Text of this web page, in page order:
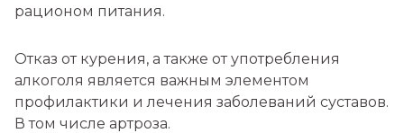
рационом питания.
Отказ от курения, а также от употребления
алкоголя является важным элементом
профилактики и лечения заболеваний суставов.
В том числе артроза.